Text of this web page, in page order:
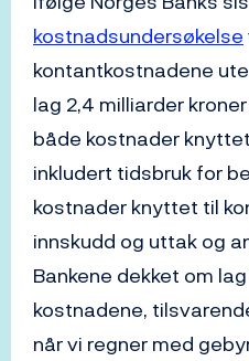
kostnadsundersøkelse
kontantkostnadene
lag 2,4 milliarder
både kostnader
inkludert tidsbruk for
kostnader knyttet til
innskudd og uttak og
Bankene dekket om
kostnadene,
når vi regner med